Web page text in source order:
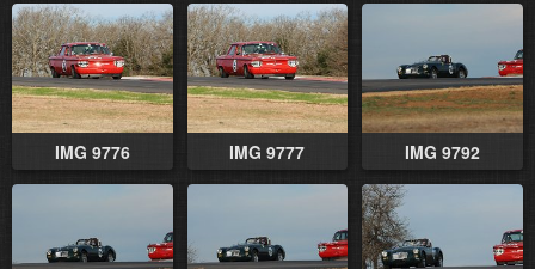
IMG 9776 IMG 9777 IMG 9792